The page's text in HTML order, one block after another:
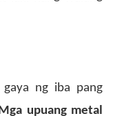
ng iba pang
Mga upuang metal